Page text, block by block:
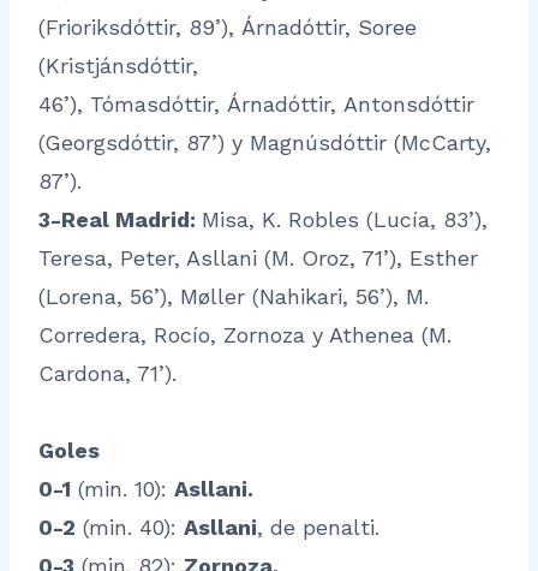
(Frioriksdóttir, 89’), Árnadóttir, Soree
(Kristjánsdóttir,
46’), Tómasdóttir, Árnadóttir, Antonsdóttir
(Georgsdóttir, 87’) y Magnúsdóttir (McCarty,
87’).
3-Real Madrid: Misa, K. Robles (Lucía, 83’),
Teresa, Peter, Asllani (M. Oroz, 71’), Esther
(Lorena, 56’), Møller (Nahikari, 56’), M.
Corredera, Rocío, Zornoza y Athenea (M.
Cardona, 71’).
Goles
0-1 (min. 10): Asllani.
0-2 (min. 40): Asllani, de penalti.
0-3 (min. 82): Zornoza.